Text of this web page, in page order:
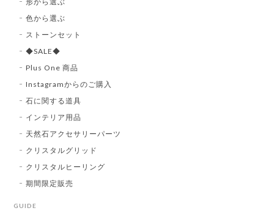
色から選ぶ
ストーンセット
◆SALE◆
Plus One 商品
Instagramからのご購入
石に関する道具
インテリア用品
天然石アクセサリーパーツ
クリスタルグリッド
クリスタルヒーリング
期間限定販売
GUIDE